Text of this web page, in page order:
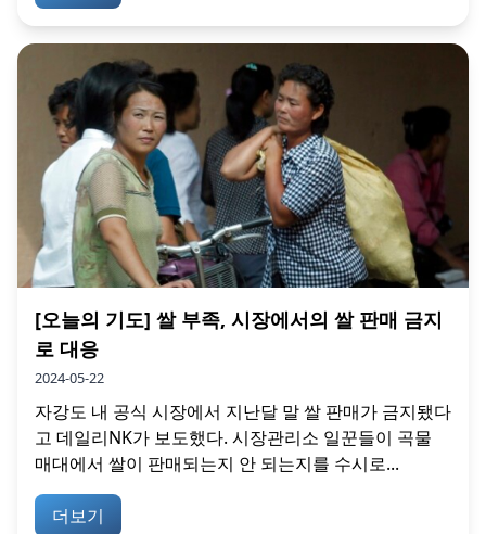
[오늘의 기도] 쌀 부족, 시장에서의 쌀 판매 금지
로 대응
2024-05-22
자강도 내 공식 시장에서 지난달 말 쌀 판매가 금지됐다
고 데일리NK가 보도했다. 시장관리소 일꾼들이 곡물
매대에서 쌀이 판매되는지 안 되는지를 수시로...
더보기